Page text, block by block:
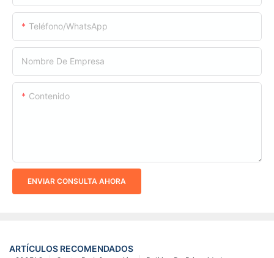
Teléfono/WhatsApp
Nombre De Empresa
Contenido
ENVIAR CONSULTA AHORA
ARTÍCULOS RECOMENDADOS